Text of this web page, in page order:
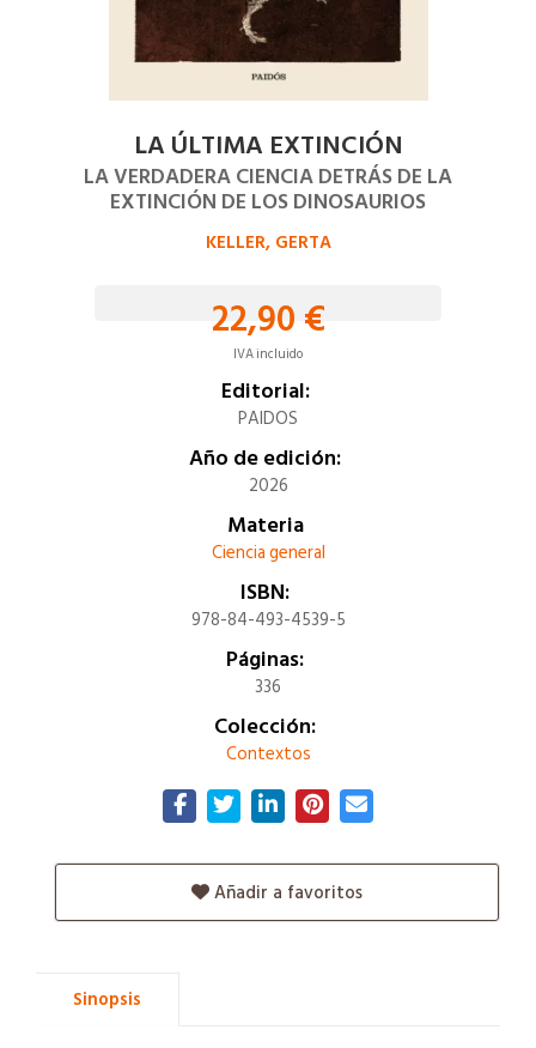
LA ÚLTIMA EXTINCIÓN
LA VERDADERA CIENCIA DETRÁS DE LA
EXTINCIÓN DE LOS DINOSAURIOS
KELLER, GERTA
22,90 €
IVA incluido
Editorial:
PAIDOS
Año de edición:
2026
Materia
Ciencia general
ISBN:
978-84-493-4539-5
Páginas:
336
Colección:
Contextos
Añadir a favoritos
Sinopsis